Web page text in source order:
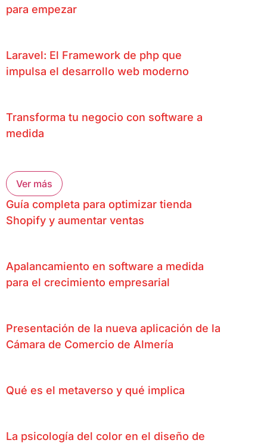
para empezar
Laravel: El Framework de php que
impulsa el desarrollo web moderno
Transforma tu negocio con software a
medida
Ver más
Guía completa para optimizar tienda
Shopify y aumentar ventas
Apalancamiento en software a medida
para el crecimiento empresarial
Presentación de la nueva aplicación de la
Cámara de Comercio de Almería
Qué es el metaverso y qué implica
La psicología del color en el diseño de